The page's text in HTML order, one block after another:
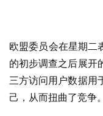
欧盟委员会在星期二
的初步调查之后展开
三方访问用户数据用
己，从而扭曲了竞争。